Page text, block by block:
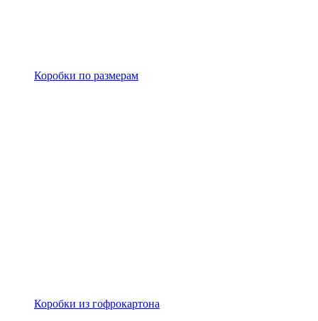
Коробки по размерам
Коробки из гофрокартона